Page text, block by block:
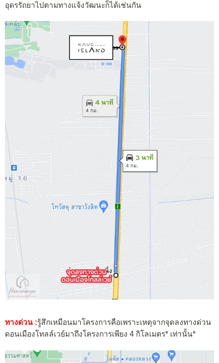
อุดรรัถยาไปตามทางแจ้งวัฒนะก็ได้เช่นกัน
ทางด่วน :รู้สึกเหมือนมาโครงการคือเพราะเหตุจากจุดลงทางด่วน
ดอนเมืองโทลล์เวย์มาถึงโครงการเพียง 4 กิโลเมตร* เท่านั้น*